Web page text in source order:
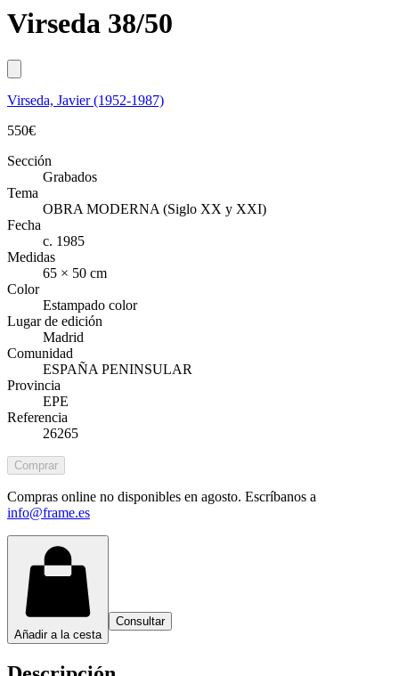
Virseda 38/50
Virseda, Javier (1952-1987)
550€
Sección
Grabados
Tema
OBRA MODERNA (Siglo XX y XXI)
Fecha
c. 1985
Medidas
65 × 50 cm
Color
Estampado color
Lugar de edición
Madrid
Comunidad
ESPAÑA PENINSULAR
Provincia
EPE
Referencia
26265
Comprar
Compras online no disponibles en agosto. Escríbanos a
info@frame.es
Añadir a la cesta
Consultar